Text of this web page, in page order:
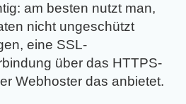
am besten nutzt man,
nicht ungeschützt
eine SSL-
über das HTTPS-
Webhoster das anbietet.